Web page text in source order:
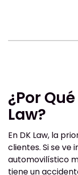
¿Por
Law?
En DK Law, la
clientes. Si se ve
automovilístico
tiene un